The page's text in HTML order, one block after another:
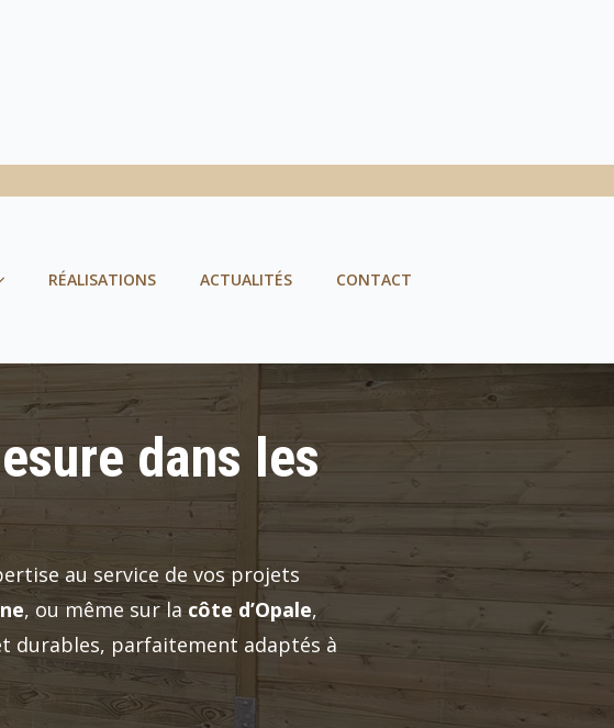
Arras
dans les
au service de vos projets
, ou même sur lacôte d’Opale
durables, parfaitement adaptés à
de jardin carport terrasse Arras